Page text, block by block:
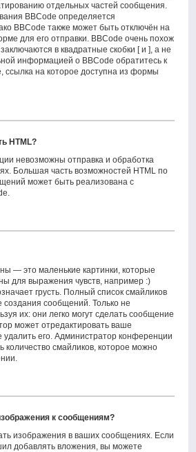
отдельных частей сообщения.
BBCode определяется
BBCode также может быть отключён на
для его отправки. BBCode очень похож
в квадратные скобки [ и ], а не
информацией о BBCode обратитесь к
ссылка на которое доступна из формы
HTML?
невозможны отправка и обработка
Большая часть возможностей HTML по
может быть реализована с
— это маленькие картинки, которые
для выражения чувств, например :)
грусть. Полный список смайликов
сообщений. Только не
их: они легко могут сделать сообщение
может отредактировать ваше
его. Администратор конференции
количество смайликов, которое можно
к сообщениям?
изображения в ваших сообщениях. Если
добавлять вложения, вы можете